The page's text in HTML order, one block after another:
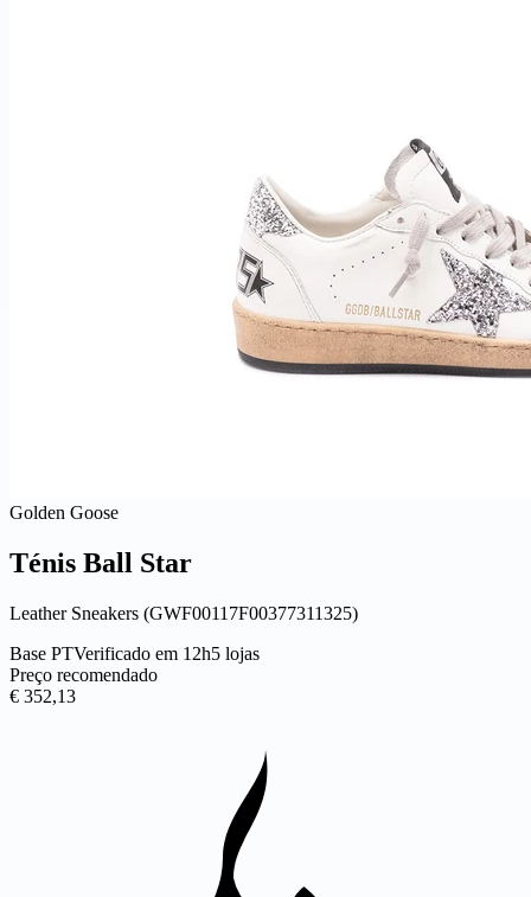
Golden Goose
Ténis Ball Star
Leather Sneakers (GWF00117F00377311325)
Base PTVerificado em 12h5 lojas
Preço recomendado
€ 352,13